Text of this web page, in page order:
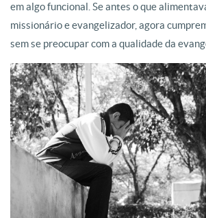
em algo funcional. Se antes o que
missionário e evangelizador, agora
sem se preocupar com a qualidade da